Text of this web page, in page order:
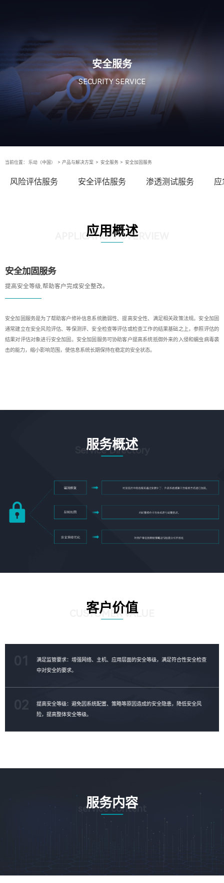
安全服务
SECURITY SERVICE
当前位置： 乐动（中国） > 产品与解决方案 > 安全服务 > 安全加固服务
风险评估服务 安全评估服务 渗透测试服务
应用概述
APPLICATION OVERVIEW
安全加固服务
提高安全等级,帮助客户完成安全整改。
安全加固服务是为了帮助客户修补信息系统脆弱性、提高安全性、满足相关政策法规。安全加固
通常建立在安全风险评估、等保测评、安全检查等评估或检查工作的结果基础之上，参照评估的
结果对评估对象进行安全加固。安全加固服务可协助客户提高系统抵御外来的入侵和蠕虫病毒袭
击的能力，缩小影响范围，使信息系统长期保持在稳定的安全状态。
服务概述
Service Directory
客户价值
CUSTOMER VALUE
满足监管要求：增强网络、主机、应用层面的安全等级，满足符合性安全检查
中对安全的要求。
提高安全等级：避免因系统配置、策略等原因造成的安全隐患，降低安全风
险，提高整体安全等级。
服务内容
service content